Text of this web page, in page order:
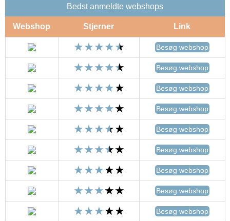
Bedst anmeldte webshops
Webshop Stjerner Link
Besøg webshop
Besøg webshop
Besøg webshop
Besøg webshop
Besøg webshop
Besøg webshop
Besøg webshop
Besøg webshop
Besøg webshop